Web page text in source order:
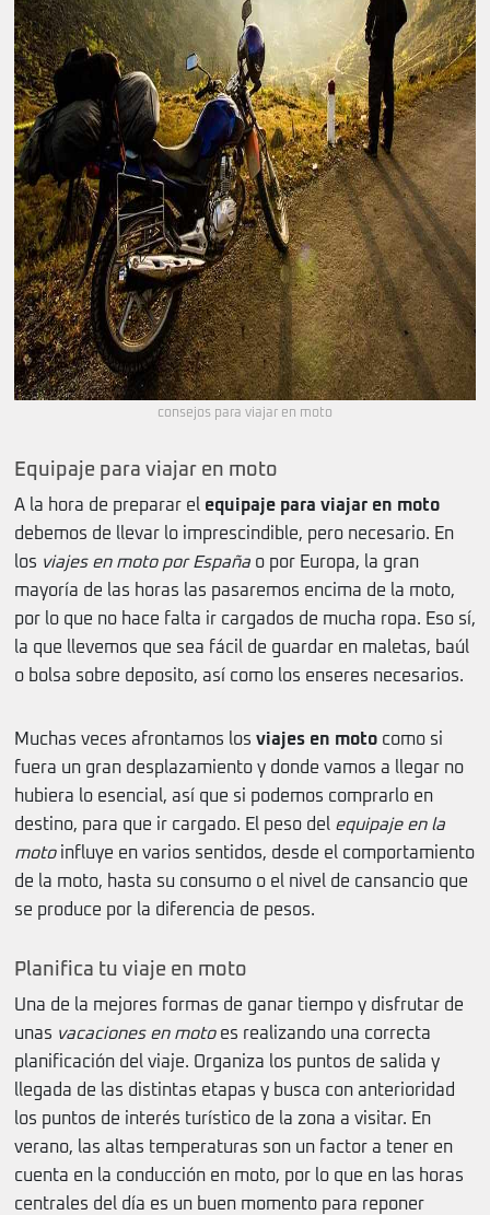
consejos para viajar en moto
Equipaje para viajar en moto
A la hora de preparar el equipaje para viajar en moto
debemos de llevar lo imprescindible, pero necesario. En
los viajes en moto por España o por Europa, la gran
mayoría de las horas las pasaremos encima de la moto,
por lo que no hace falta ir cargados de mucha ropa. Eso sí,
la que llevemos que sea fácil de guardar en maletas, baúl
o bolsa sobre deposito, así como los enseres necesarios.
Muchas veces afrontamos los viajes en moto como si
fuera un gran desplazamiento y donde vamos a llegar no
hubiera lo esencial, así que si podemos comprarlo en
destino, para que ir cargado. El peso del equipaje en la
motoinfluye en varios sentidos, desde el comportamiento
de la moto, hasta su consumo o el nivel de cansancio que
se produce por la diferencia de pesos.
Planifica tu viaje en moto
Una de la mejores formas de ganar tiempo y disfrutar de
unas vacaciones en motoes realizando una correcta
planificación del viaje. Organiza los puntos de salida y
llegada de las distintas etapas y busca con anterioridad
los puntos de interés turístico de la zona a visitar. En
verano, las altas temperaturas son un factor a tener en
cuenta en la conducción en moto, por lo que en las horas
centrales del día es un buen momento para reponer